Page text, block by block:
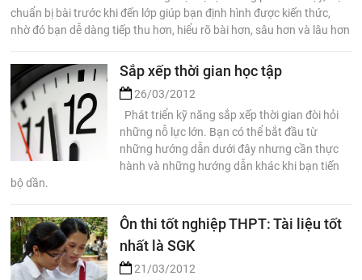
chuẩn bị bài trước khi đến lớp giúp bạn định hình được kiến thức,
nhờ đó bạn dễ dàng tiếp thu hơn, hiểu rõ bài hơn, sâu hơn và lâu hơn
Sắp xếp thời gian học tập
26/03/2012
Phát triển kỹ năng sắp xếp thời gian đòi hỏi
những nỗ lực lớn. Bạn có thể bắt đầu từ
những hướng dẫn dưới đây nhưng cần thực
hành và những hướng dẫn khác khi bạn tiến
bộ dần.
Ôn thi tốt nghiệp THPT: Tài liệu tốt
nhất là SGK
21/03/2012